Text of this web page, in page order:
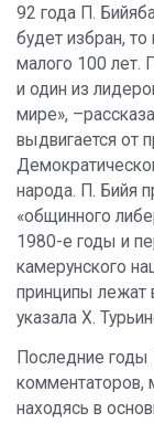
92 года П.
будет избран,
малого 100 лет.
и один из
мире»,
выдвигается от
народа. П. Бийя
«общинного
1980-е годы и
камерунского
принципы лежат
указала Х.
Последние годы
комментаторов,
находясь в